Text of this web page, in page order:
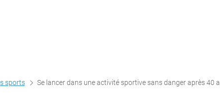
sports Se lancer dans une activité sportive sans danger après 40 ans ?